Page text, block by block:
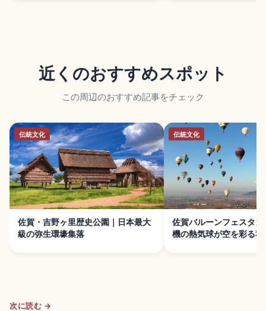
近くのおすすめスポット
この周辺のおすすめ記事をチェック
伝統文化
佐賀・吉野ヶ里歴史公園｜日本最大
級の弥生環壕集落
伝統文化
佐賀バルーンフェスタ
機の熱気球が空を彩る秋
次に読む →